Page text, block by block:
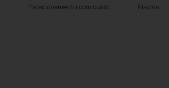
Estacionamento com custo Piscina